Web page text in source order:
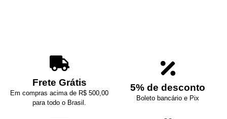
Frete Grátis
Em compras acima de R$ 500,00
para todo o Brasil.
5% de desconto
Boleto bancário e Pix